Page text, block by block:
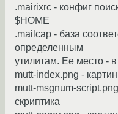
.mairixrc - конфиг
$HOME
.mailcap - база
определенным
утилитам. Ее место -
mutt-index.png -
mutt-msgnum-
скриптика